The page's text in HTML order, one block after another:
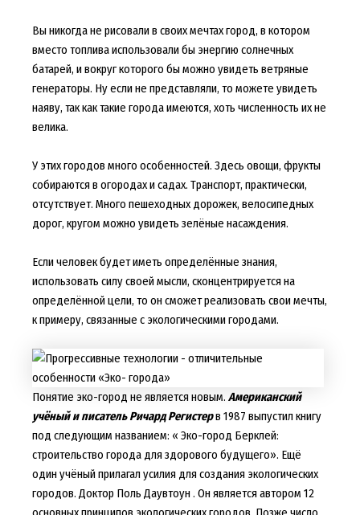
Вы никогда не рисовали в своих мечтах город, в котором
вместо топлива использовали бы энергию солнечных
батарей, и вокруг которого бы можно увидеть ветряные
генераторы. Ну если не представляли, то можете увидеть
наяву, так как такие города имеются, хоть численность их не
велика.
У этих городов много особенностей. Здесь овощи, фрукты
собираются в огородах и садах. Транспорт, практически,
отсутствует. Много пешеходных дорожек, велосипедных
дорог, кругом можно увидеть зелёные насаждения.
Если человек будет иметь определённые знания,
использовать силу своей мысли, сконцентрируется на
определённой цели, то он сможет реализовать свои мечты,
к примеру, связанные с экологическими городами.
Понятие эко-город не является новым. Американский
учёный и писатель Ричард Регистерв 1987 выпустил книгу
под следующим названием: « Эко-город Берклей:
строительство города для здорового будущего». Ещё
один учёный прилагал усилия для создания экологических
городов. Доктор Поль Даувтоун . Он является автором 12